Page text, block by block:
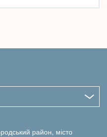
район, місто